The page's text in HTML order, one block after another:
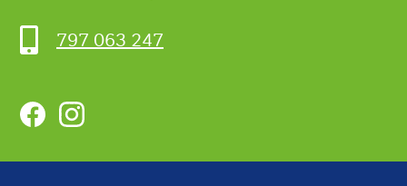
797 063 247
FacebookInstagram